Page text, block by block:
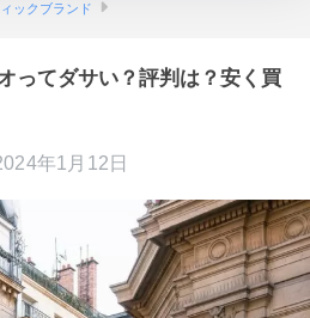
ックブランド
ってダサい？評判は？安く買
年1月12日